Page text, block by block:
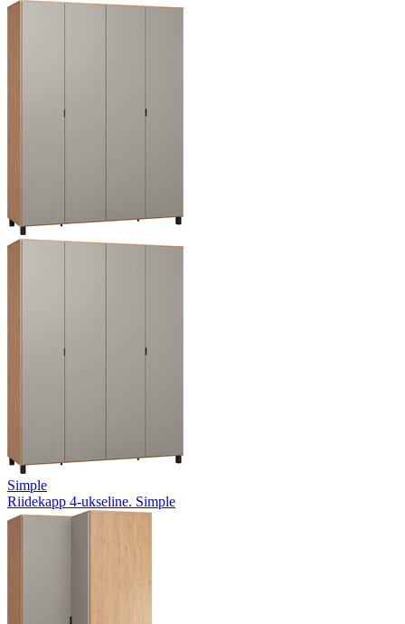
Simple
Riidekapp 4-ukseline. Simple